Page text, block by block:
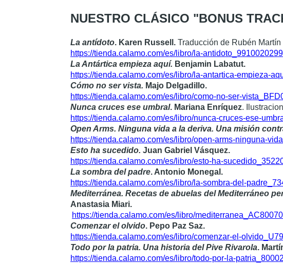
NUESTRO CLÁSICO "BONUS
La antídoto. Karen Russell. Traducción de Rubén Martín
https://tienda.calamo.com/es/libro/la-antidoto_9910020299
La Antártica empieza aquí. Benjamin Labatut.
https://tienda.calamo.com/es/libro/la-antartica-empieza-
Cómo no ser vista. Majo Delgadillo.
https://tienda.calamo.com/es/libro/como-no-ser-
Nunca cruces ese umbral. Mariana Enríquez.
https://tienda.calamo.com/es/libro/nunca-cruces-ese-
Open Arms. Ninguna vida a la deriva. Una misión
https://tienda.calamo.com/es/libro/open-arms-ninguna-
Esto ha sucedido. Juan Gabriel Vásquez.
https://tienda.calamo.com/es/libro/esto-ha-
La sombra del padre. Antonio Monegal.
https://tienda.calamo.com/es/libro/la-sombra-del-
Mediterránea. Recetas de abuelas del Mediterráneo
Anastasia Miari.
https://tienda.calamo.com/es/libro/
Comenzar el olvido. Pepo Paz Saz.
https://tienda.calamo.com/es/libro/comenzar-el-
Todo por la patria. Una historia del Pive Rivarola.
https://tienda.calamo.com/es/libro/todo-por-la-